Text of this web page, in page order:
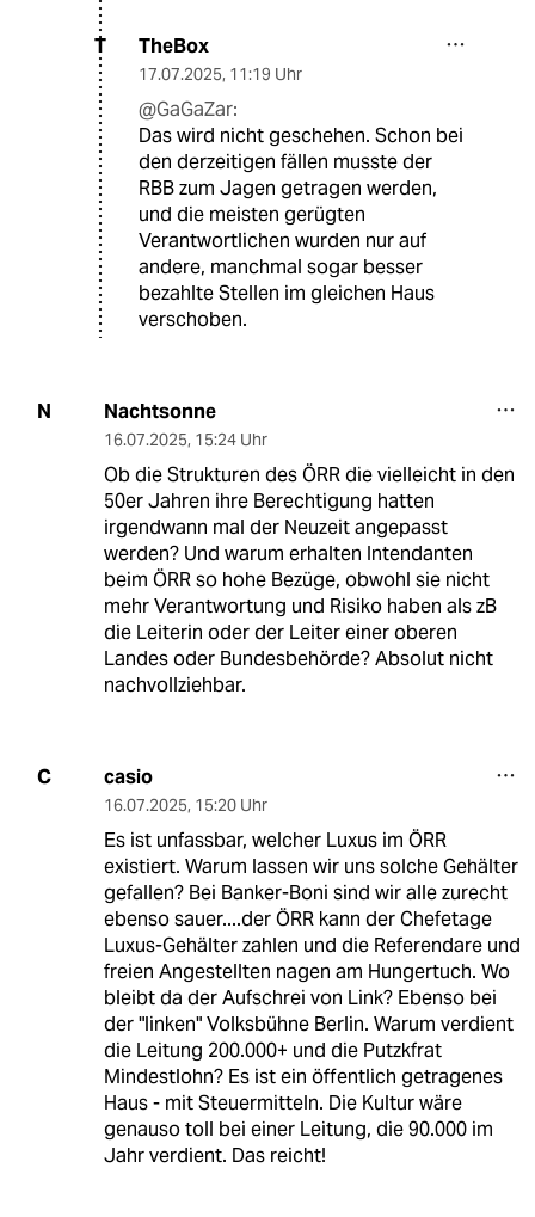
T TheBox
17.07.2025, 11:19 Uhr
@GaGaZar:
Das wird nicht geschehen. Schon bei
den derzeitigen fällen musste der
RBB zum Jagen getragen werden,
und die meisten gerügten
Verantwortlichen wurden nur auf
andere, manchmal sogar besser
bezahlte Stellen im gleichen Haus
verschoben.
N Nachtsonne
16.07.2025, 15:24 Uhr
Ob die Strukturen des ÖRR die vielleicht in den
50er Jahren ihre Berechtigung hatten
irgendwann mal der Neuzeit angepasst
werden? Und warum erhalten Intendanten
beim ÖRR so hohe Bezüge, obwohl sie nicht
mehr Verantwortung und Risiko haben als zB
die Leiterin oder der Leiter einer oberen
Landes oder Bundesbehörde? Absolut nicht
nachvollziehbar.
C casio
16.07.2025, 15:20 Uhr
Es ist unfassbar, welcher Luxus im ÖRR
existiert. Warum lassen wir uns solche Gehälter
gefallen? Bei Banker-Boni sind wir alle zurecht
ebenso sauer....der ÖRR kann der Chefetage
Luxus-Gehälter zahlen und die Referendare und
freien Angestellten nagen am Hungertuch. Wo
bleibt da der Aufschrei von Link? Ebenso bei
der "linken" Volksbühne Berlin. Warum verdient
die Leitung 200.000+ und die Putzkfrat
Mindestlohn? Es ist ein öffentlich getragenes
Haus - mit Steuermitteln. Die Kultur wäre
genauso toll bei einer Leitung, die 90.000 im
Jahr verdient. Das reicht!